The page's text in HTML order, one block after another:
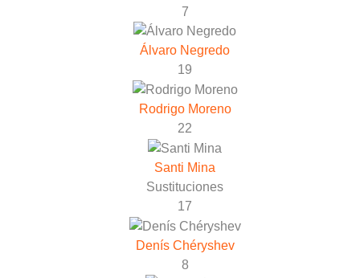
7
Álvaro Negredo
19
Rodrigo Moreno
22
Santi Mina
Sustituciones
17
Denís Chéryshev
8